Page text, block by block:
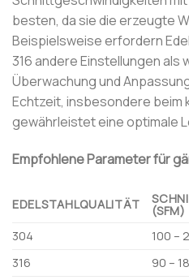
besten, da sie die erzeugte
Beispielsweise erfordern
316 andere Einstellungen als
Überwachung und
Echtzeit, insbesondere beim
gewährleistet eine optimale
Empfohlene Parameter für
EDELSTAHLQUALITÄT (SFM)
304
100 –
316
90 –